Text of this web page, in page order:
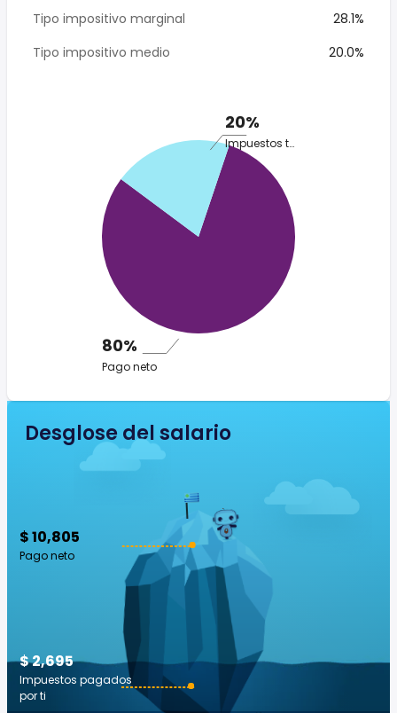
Tipo impositivo marginal
28.1%
Tipo impositivo medio
20.0%
20%
Impuestos totales
80%
Pago neto
Desglose del salario
$ 10,805
Pago neto
$ 2,695
Impuestos pagados
por ti